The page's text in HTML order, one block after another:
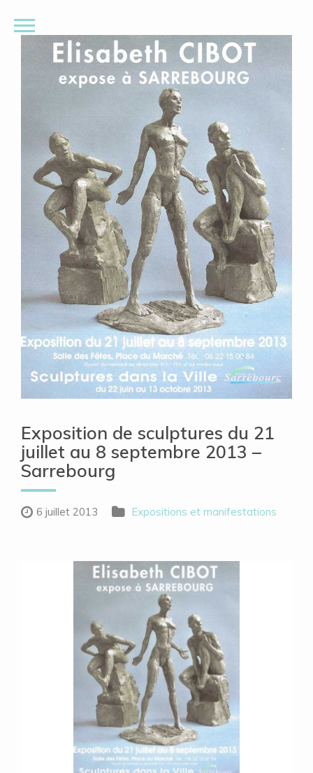
Exposition de sculptures du 21
juillet au 8 septembre 2013 –
Sarrebourg
6 juillet 2013 Expositions et manifestations